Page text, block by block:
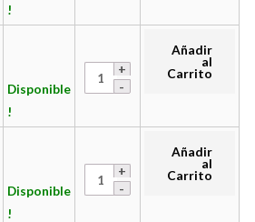
!
Disponible
!
Añadir
al
Carrito
Disponible
!
Añadir
al
Carrito